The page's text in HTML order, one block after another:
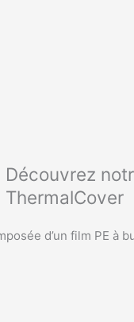
Découvrez
ThermalCover
d’un film PE à